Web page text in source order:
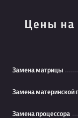
Цены на
Замена матрицы
Замена материнской
Замена процессора